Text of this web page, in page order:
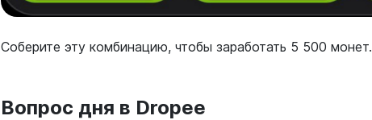
Соберите эту комбинацию, чтобы заработать 5 500 монет.
Вопрос дня в Dropee